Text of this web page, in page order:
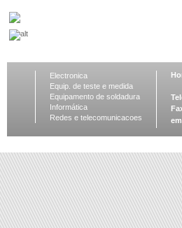
Electronica
Equip. de teste e medida
Equipamento de soldadura
Informática
Redes e telecomunicacoes